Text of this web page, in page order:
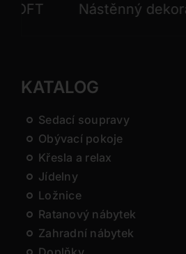
Nástěnný
KATALOG
Sedací soupravy
Obývací pokoje
Křesla a relax
Jídelny
Ložnice
Ratanový nábytek
Zahradní nábytek